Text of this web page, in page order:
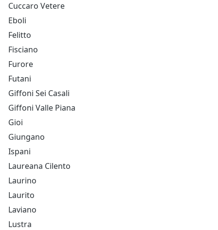
Cuccaro Vetere
Eboli
Felitto
Fisciano
Furore
Futani
Giffoni Sei Casali
Giffoni Valle Piana
Gioi
Giungano
Ispani
Laureana Cilento
Laurino
Laurito
Laviano
Lustra